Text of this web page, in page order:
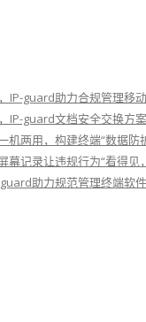
IP-guard助力合规管理移
IP-guard文档安全交换方
机两用，构建终端“数据防
幕记录让违规行为“看得见
助力规范管理终端软件